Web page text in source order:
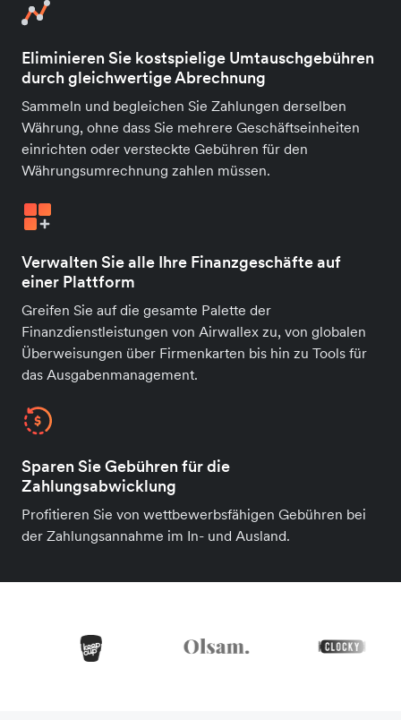
Eliminieren Sie kostspielige Umtauschgebühren
durch gleichwertige Abrechnung
Sammeln und begleichen Sie Zahlungen derselben
Währung, ohne dass Sie mehrere Geschäftseinheiten
einrichten oder versteckte Gebühren für den
Währungsumrechnung zahlen müssen.
Verwalten Sie alle Ihre Finanzgeschäfte auf
einer Plattform
Greifen Sie auf die gesamte Palette der
Finanzdienstleistungen von Airwallex zu, von globalen
Überweisungen über Firmenkarten bis hin zu Tools für
das Ausgabenmanagement.
Sparen Sie Gebühren für die
Zahlungsabwicklung
Profitieren Sie von wettbewerbsfähigen Gebühren bei
der Zahlungsannahme im In- und Ausland.